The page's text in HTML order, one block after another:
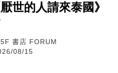
世的人請來泰國》
書店 FORUM
08/15